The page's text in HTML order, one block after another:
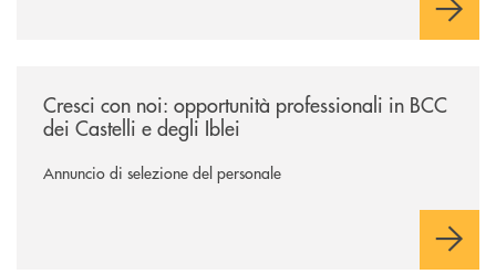
Cresci con noi: opportunità professionali in BCC
dei Castelli e degli Iblei
Annuncio di selezione del personale